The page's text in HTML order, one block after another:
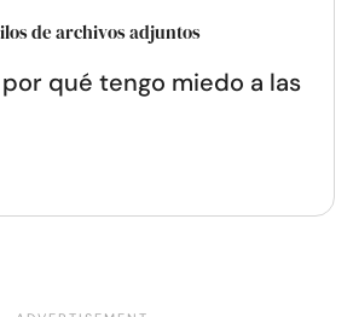
de archivos adjuntos
qué tengo miedo a las